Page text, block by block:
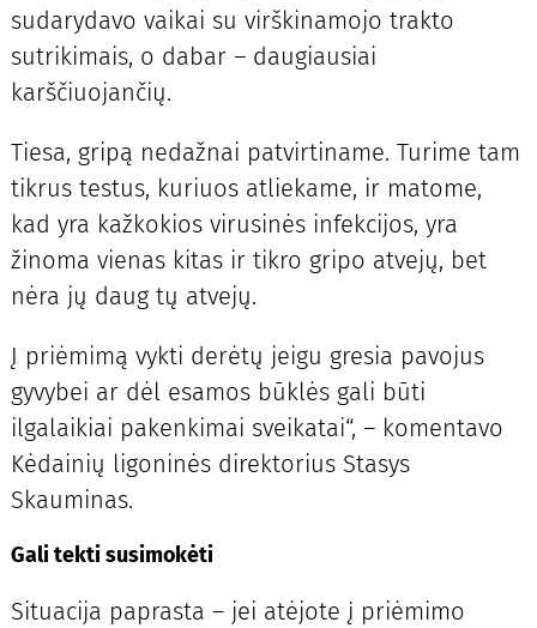
sudarydavo vaikai su virškinamojo trakto
sutrikimais, o dabar – daugiausiai
karščiuojančių.
Tiesa, gripą nedažnai patvirtiname. Turime tam
tikrus testus, kuriuos atliekame, ir matome,
kad yra kažkokios virusinės infekcijos, yra
žinoma vienas kitas ir tikro gripo atvejų, bet
nėra jų daug tų atvejų.
Į priėmimą vykti derėtų jeigu gresia pavojus
gyvybei ar dėl esamos būklės gali būti
ilgalaikiai pakenkimai sveikatai“, – komentavo
Kėdainių ligoninės direktorius Stasys
Skauminas.
Gali tekti susimokėti
Situacija paprasta – jei atėjote į priėmimo